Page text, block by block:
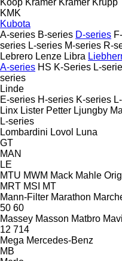
KMK
Kubota
A-series B-series D-series
series L-series M-series R-
Lebrero Lenze Libra
A-series HS K-Series L-
series
Linde
E-series H-series K-series
Linx Lister Petter Ljungby
L-series
Lombardini Lovol
Luna
GT
MAN
LE
MTU MWM Mack Mahle
MRT MSI
MT
Mann-Filter Marathon
50 60
Massey Masson Matbro
12 714
Mega Mercedes-Benz
MB